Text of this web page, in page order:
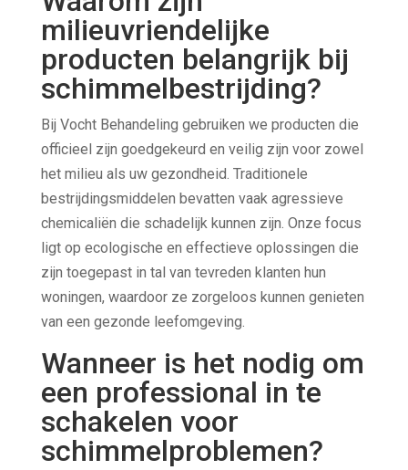
milieuvriendelijke
producten belangrijk bij
schimmelbestrijding?
Bij Vocht Behandeling gebruiken we producten die
officieel zijn goedgekeurd en veilig zijn voor zowel
het milieu als uw gezondheid. Traditionele
bestrijdingsmiddelen bevatten vaak agressieve
chemicaliën die schadelijk kunnen zijn. Onze focus
ligt op ecologische en effectieve oplossingen die
zijn toegepast in tal van tevreden klanten hun
woningen, waardoor ze zorgeloos kunnen genieten
van een gezonde leefomgeving.
Wanneer is het nodig om
een professional in te
schakelen voor
schimmelproblemen?